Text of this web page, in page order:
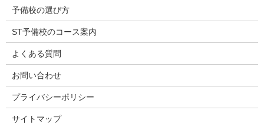
予備校の選び方
ST予備校のコース案内
よくある質問
お問い合わせ
プライバシーポリシー
サイトマップ